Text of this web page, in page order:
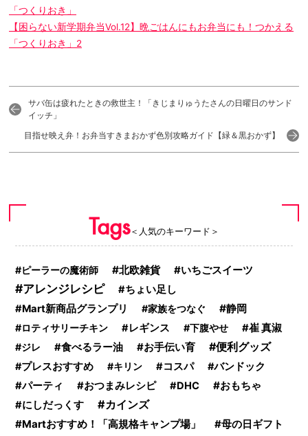
「つくりおき」
【困らない新学期弁当Vol.12】晩ごはんにもお弁当にも！つかえる
「つくりおき」2
サバ缶は疲れたときの救世主！「きじまりゅうたさんの日曜日のサンド
イッチ」
目指せ映え弁！お弁当すきまおかず色別攻略ガイド【緑＆黒おかず】
Tags＜人気のキーワード＞
ピーラーの魔術師 北欧雑貨 いちごスイーツ
アレンジレシピ
ちょい足し
Mart新商品グランプリ
家族をつなぐ 静岡
ロティサリーチキン レギンス 下腹やせ 崔 真淑
ジレ 食べるラー油 お手伝い育 便利グッズ
プレスおすすめ キリン コスパ
バンドック
パーティ
おつまみレシピ DHC おもちゃ
にしだっくす カインズ
Martおすすめ！「高規格キャンプ場」
母の日ギフト